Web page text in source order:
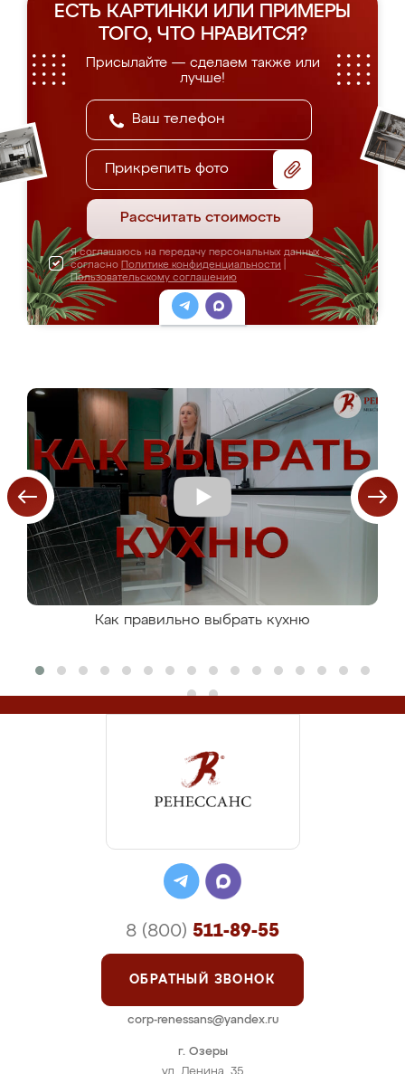
ЕСТЬ КАРТИНКИ ИЛИ ПРИМЕРЫ
ТОГО, ЧТО НРАВИТСЯ?
Присылайте — сделаем также или
лучше!
Прикрепить фото
Рассчитать стоимость
Я соглашаюсь на передачу персональных данных
согласно Политике конфиденциальности
Пользовательскому соглашению
Как правильно выбрать кухню
г. Озеры
8 (800) 511-89-55
ОБРАТНЫЙ ЗВОНОК
corp-renessans@yandex.ru